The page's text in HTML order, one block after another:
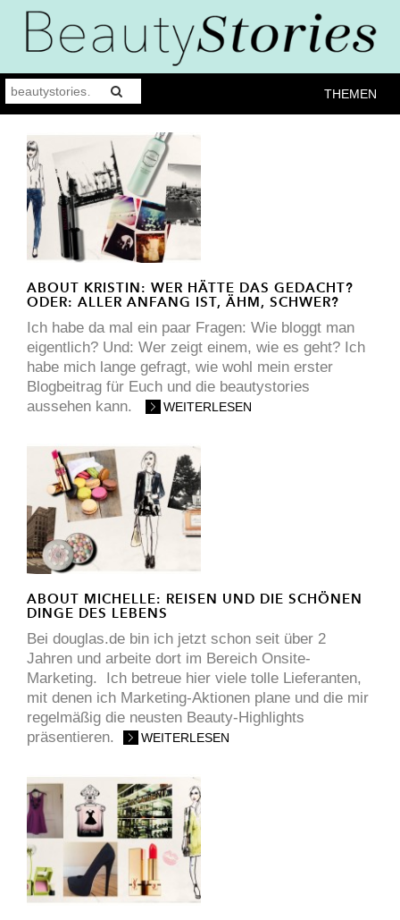
THEMEN
ABOUT KRISTIN: WER HÄTTE DAS GEDACHT?
ODER: ALLER ANFANG IST, ÄHM, SCHWER?
Ich habe da mal ein paar Fragen: Wie bloggt man
eigentlich? Und: Wer zeigt einem, wie es geht? Ich
habe mich lange gefragt, wie wohl mein erster
Blogbeitrag für Euch und die beautystories
aussehen kann.
WEITERLESEN
ABOUT MICHELLE: REISEN UND DIE SCHÖNEN
DINGE DES LEBENS
Bei douglas.de bin ich jetzt schon seit über 2
Jahren und arbeite dort im Bereich Onsite-
Marketing. Ich betreue hier viele tolle Lieferanten,
mit denen ich Marketing-Aktionen plane und die mir
regelmäßig die neusten Beauty-Highlights
präsentieren.
WEITERLESEN